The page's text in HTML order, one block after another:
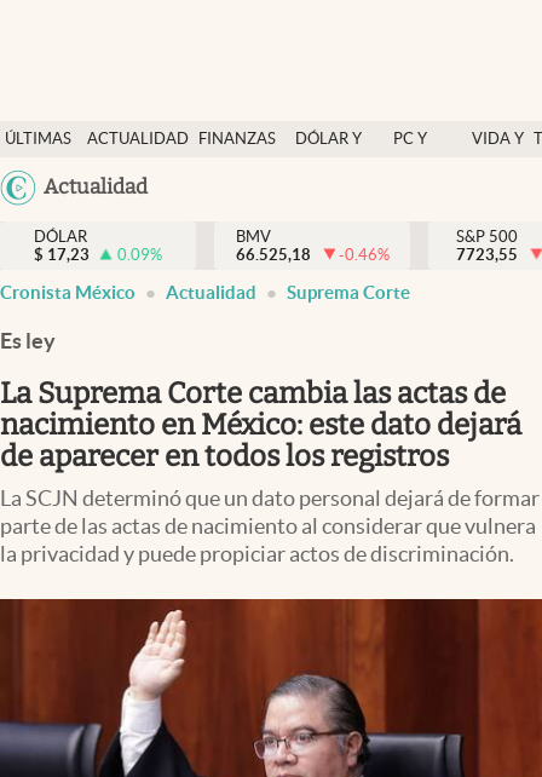
ÚLTIMAS
NOTICIAS
ACTUALIDAD
FINANZAS
DÓLAR Y
PC Y
VIDA Y
México
Actualidad
Actualidad
Finanzas y economía
Dólar y mercados
Pc y celular
Vida y estilo
Tv
Clima
Espiritualidad
abre en nueva pestaña
México
DÓLAR
$ 17,23 0.09%
BMV
66.525,18
-0.46%
S&P 500
7723,55
Cronista México Actualidad Suprema Corte
Es ley
La Suprema Corte cambia las actas de
nacimiento en México: este dato dejará
de aparecer en todos los registros
La SCJN determinó que un dato personal dejará de formar
parte de las actas de nacimiento al considerar que vulnera
la privacidad y puede propiciar actos de discriminación.